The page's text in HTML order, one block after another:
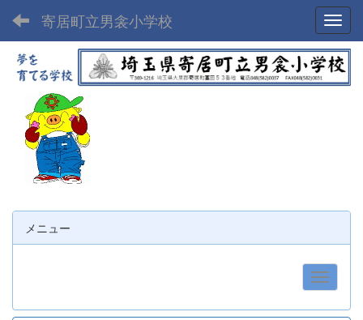
寄居町立男衾小学校
メニュー